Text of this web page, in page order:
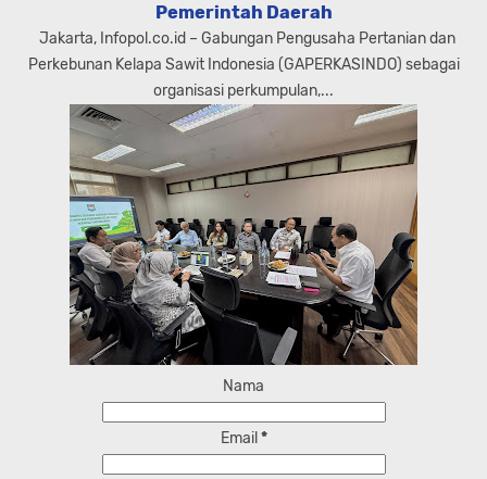
Pemerintah Daerah
Jakarta, Infopol.co.id – Gabungan Pengusaha Pertanian dan
Perkebunan Kelapa Sawit Indonesia (GAPERKASINDO) sebagai
organisasi perkumpulan,...
Nama
Email *